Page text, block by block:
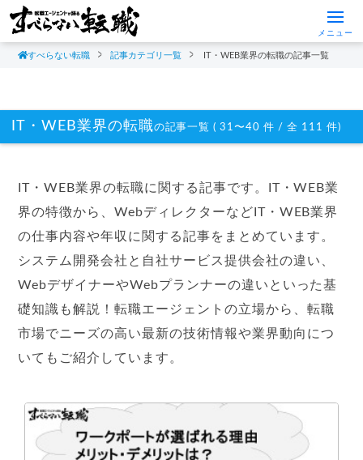
メニュー
すべらない転職 記事カテゴリ一覧 IT・WEB業界の転職の記事一覧
IT・WEB業界の転職の記事一覧 ( 31〜40 件 / 全 111 件)
IT・WEB業界の転職に関する記事です。IT・WEB業
界の特徴から、WebディレクターなどIT・WEB業界
の仕事内容や年収に関する記事をまとめています。
システム開発会社と自社サービス提供会社の違い、
WebデザイナーやWebプランナーの違いといった基
礎知識も解説！転職エージェントの立場から、転職
市場でニーズの高い最新の技術情報や業界動向につ
いてもご紹介しています。